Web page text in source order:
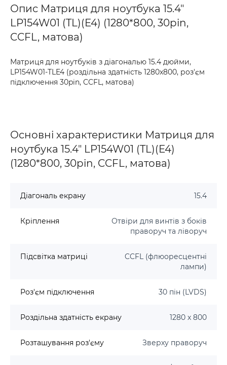
Опис Матриця для ноутбука 15.4"
LP154W01 (TL)(E4) (1280*800, 30pin,
CCFL, матова)
Матриця для ноутбуків з діагональю 15.4 дюйми,
LP154W01-TLE4 (роздільна здатність 1280x800, роз'єм
підключення 30pin, CCFL, матова)
Основні характеристики Матриця для
ноутбука 15.4" LP154W01 (TL)(E4)
(1280*800, 30pin, CCFL, матова)
Діагональ екрану 15.4
Кріплення
Отвіри для винтів з боків
праворуч та ліворуч
Підсвітка матриці
CCFL (флюоресцентні
лампи)
Роз'єм підключення 30 пін (LVDS)
Роздільна здатність екрану 1280 x 800
Розташування роз'єму Зверху праворуч